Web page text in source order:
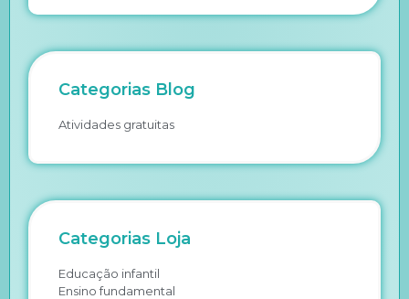
Categorias Blog
Atividades gratuitas
Categorias Loja
Educação infantil
Ensino fundamental